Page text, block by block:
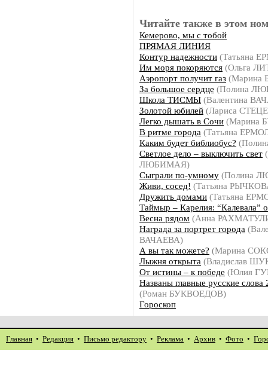
Читайте также в этом
Кемерово, мы с тобой
ПРЯМАЯ ЛИНИЯ
Контур надежности (Татьяна
Им моря покоряются (Ольга
Аэропорт получит газ
За большое сердце (Полина
Школа ТИСМЫ (Валентина
Золотой юбилей (Лариса
Легко дышать в Сочи (Марина
В ритме города (Татьяна
Каким будет библиобус?
Светлое дело – выключить свет
ЛЮБИМАЯ)
Сыграли по-умному (Полина
Живи, сосед! (Татьяна
Дружить домами (Татьяна
Таймыр – Карелия: “Калевала”
Весна рядом (Анна
Награда за портрет города
ВАЧАЕВА)
А вы так можете? (Марина
Лыжня открыта (Владислав
От истины – к победе (Юлия
Названы главные русские слова
(Роман БУКВОЕДОВ)
Гороскоп
Главная • Редакция • Письмо редактору • Реклама • Архив • Фото •